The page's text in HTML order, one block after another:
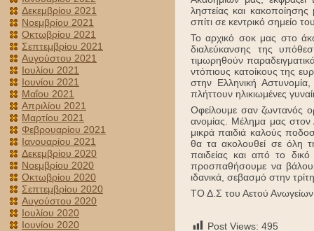
Δεκεμβρίου 2021
Νοεμβρίου 2021
Οκτωβρίου 2021
Σεπτεμβρίου 2021
Αυγούστου 2021
Ιουλίου 2021
Ιουνίου 2021
Μαΐου 2021
Απριλίου 2021
Μαρτίου 2021
Φεβρουαρίου 2021
Ιανουαρίου 2021
Δεκεμβρίου 2020
Νοεμβρίου 2020
Οκτωβρίου 2020
Σεπτεμβρίου 2020
Αυγούστου 2020
Ιουλίου 2020
Ιουνίου 2020
ληστείας και
σπίτι σε κεντρικό σημείο
Το αρχικό σοκ μας στο
διαλεύκανσης της
τιμωρηθούν
ντόπιους κατοίκους της
στην Ελληνική
πλήττουν ηλικιωμένες
Οφείλουμε σαν ζωντανός
ανομίας. Μέλημα μας στον
μικρά παιδιά καλούς
θα τα ακολουθεί σε όλη
παιδείας και από το
προσπαθήσουμε να
ιδανικά, σεβασμό στην
ΤΟ Δ.Σ του Αετού Ανωγείων
Post Views: 495